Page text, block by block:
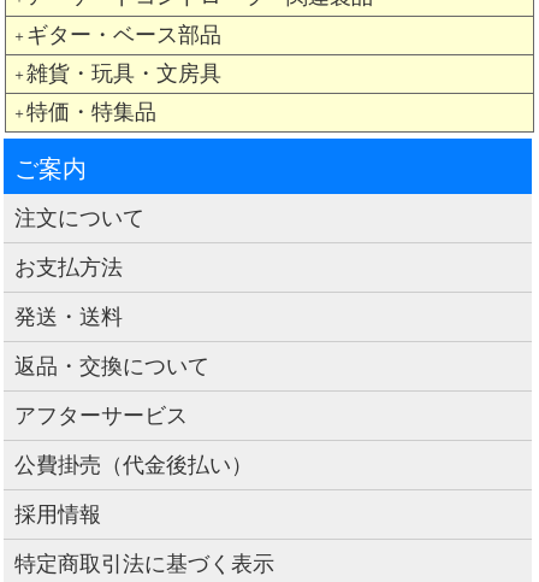
＋ ギター・ベース部品
＋ 雑貨・玩具・文房具
＋ 特価・特集品
ご案内
注文について
お支払方法
発送・送料
返品・交換について
アフターサービス
公費掛売（代金後払い）
採用情報
特定商取引法に基づく表示